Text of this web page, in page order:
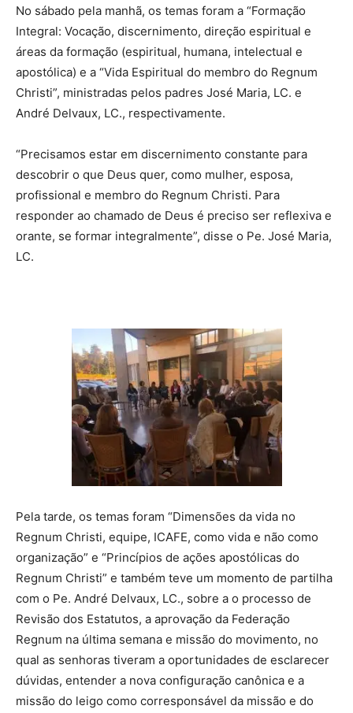
No sábado pela manhã, os temas foram a “Formação
Integral: Vocação, discernimento, direção espiritual e
áreas da formação (espiritual, humana, intelectual e
apostólica) e a “Vida Espiritual do membro do Regnum
Christi”, ministradas pelos padres José Maria, LC. e
André Delvaux, LC., respectivamente.
“Precisamos estar em discernimento constante para
descobrir o que Deus quer, como mulher, esposa,
profissional e membro do Regnum Christi. Para
responder ao chamado de Deus é preciso ser reflexiva e
orante, se formar integralmente”, disse o Pe. José Maria,
LC.
Pela tarde, os temas foram “Dimensões da vida no
Regnum Christi, equipe, ICAFE, como vida e não como
organização” e “Princípios de ações apostólicas do
Regnum Christi” e também teve um momento de partilha
com o Pe. André Delvaux, LC., sobre a o processo de
Revisão dos Estatutos, a aprovação da Federação
Regnum na última semana e missão do movimento, no
qual as senhoras tiveram a oportunidades de esclarecer
dúvidas, entender a nova configuração canônica e a
missão do leigo como corresponsável da missão e do